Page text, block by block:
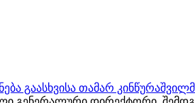
გაასხვისა თამარ